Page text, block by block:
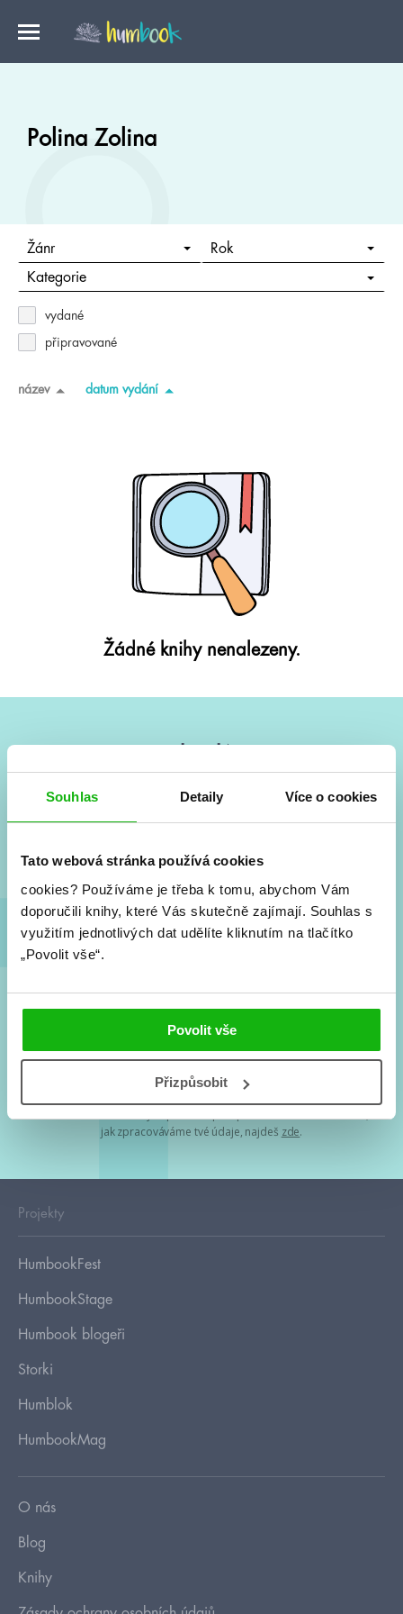
Souhlas Detaily Více o cookies
Tato webová stránka používá cookies
cookies? Používáme je třeba k tomu, abychom Vám
doporučili knihy, které Vás skutečně zajímají. Souhlas s
využitím jednotlivých dat udělíte kliknutím na tlačítko
„Povolit vše“.
Povolit vše
Přizpůsobit
Polina Zolina
Žánr Rok
Kategorie
vydané
připravované
název datum vydání
Žádné knihy nenalezeny.
Vše kolem #youngadult každý měsíc rovnou do mailu!
a seriálové adaptace a další.
Souhlasím spodmínkami zpracování osobních údajů
Tvá e-mailová adresa je u nás v bezpečí. Přečti si
jak zpracováváme tvé údaje, najdeš zde.
Projekty
HumbookFest
HumbookStage
Humbook blogeři
Storki
Humblok
HumbookMag
O nás
Blog
Knihy